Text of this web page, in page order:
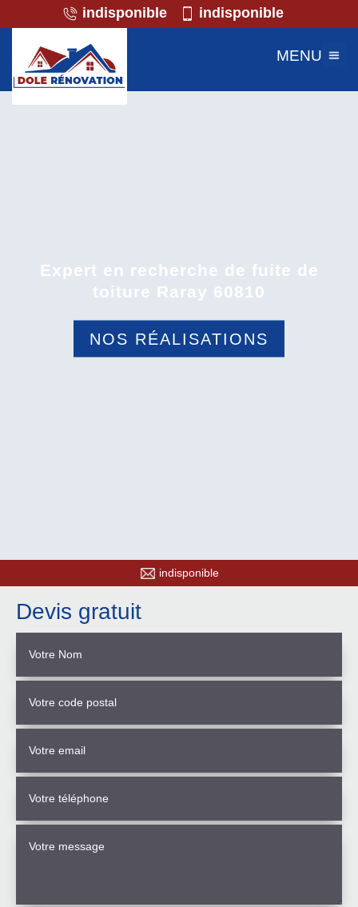
indisponible indisponible
MENU
Expert en recherche de fuite de
toiture Raray 60810
NOS RÉALISATIONS
indisponible
Devis gratuit